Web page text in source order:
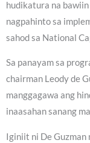
hudikatura na
nagpahinto sa
sahod sa National
Sa panayam sa
chairman Leody de
manggagawa ang
inaasahan sanang
Iginiit ni De Guzman